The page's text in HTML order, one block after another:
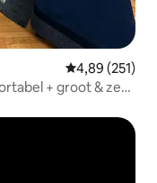
Gemiddelde
4,89 (251)
+ groot & zeer